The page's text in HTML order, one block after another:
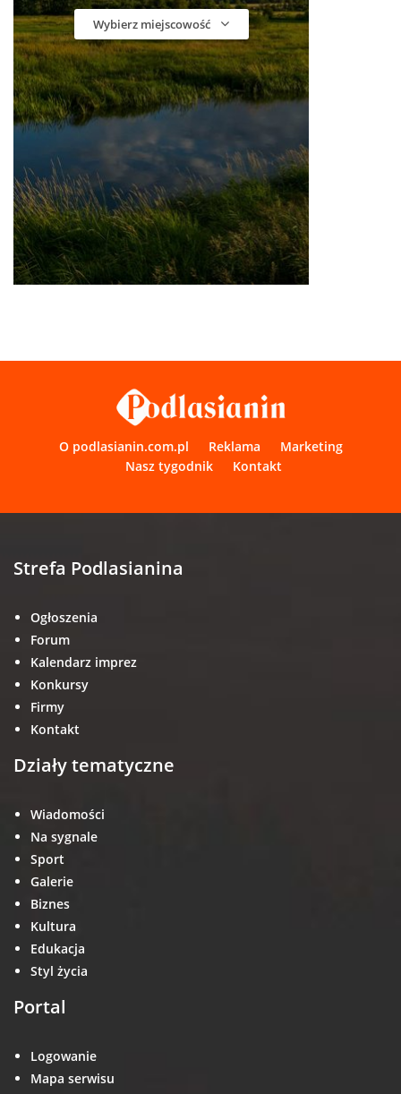
Wybierz miejscowość
O podlasianin.com.pl Reklama
Marketing
Nasz tygodnik
Kontakt
Strefa Podlasianina
Ogłoszenia
Forum
Kalendarz imprez
Konkursy
Firmy
Kontakt
Działy tematyczne
Wiadomości
Na sygnale
Sport
Galerie
Biznes
Kultura
Edukacja
Styl życia
Portal
Logowanie
Mapa serwisu